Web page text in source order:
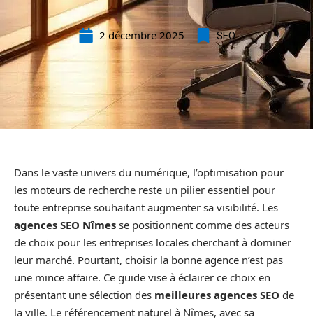
2 décembre 2025 SEO
Dans le vaste univers du numérique, l’optimisation pour
les moteurs de recherche reste un pilier essentiel pour
toute entreprise souhaitant augmenter sa visibilité. Les
agences SEO Nîmes se positionnent comme des acteurs
de choix pour les entreprises locales cherchant à dominer
leur marché. Pourtant, choisir la bonne agence n’est pas
une mince affaire. Ce guide vise à éclairer ce choix en
présentant une sélection des meilleures agences SEO de
la ville. Le référencement naturel à Nîmes, avec sa